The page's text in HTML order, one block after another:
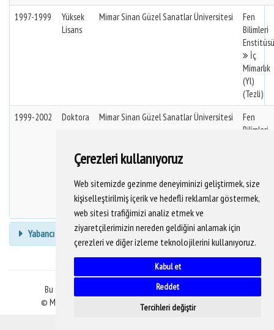
Çerezleri kullanıyoruz
Web sitemizde gezinme deneyiminizi geliştirmek, size
kişiselleştirilmiş içerik ve hedefli reklamlar göstermek,
web sitesi trafiğimizi analiz etmek ve
ziyaretçilerimizin nereden geldiğini anlamak için
çerezleri ve diğer izleme teknolojilerini kullanıyoruz.
Kabul et
Reddet
Tercihleri değiştir
1997-1999
Yüksek
Lisans
Mimar Sinan Güzel Sanatlar Üniversitesi
Fen
Bilimleri
Enstitüsü
İç
Mimarlık
(Yl)
(Tezli)
1999-2002
Doktora Mimar Sinan Güzel Sanatlar Üniversitesi
Fen
Bilimleri
Ürünleri
Tasarımı
Yabancı Dil Bilgisi
Bu sitedeki veriler YÖKSİS veritabanından alınmaktadır.
© Mimar Sinan Güzel Sanatlar Üniversitesi Bilgi İşlem D.B.